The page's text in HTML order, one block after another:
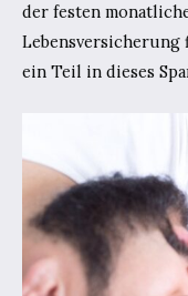
der festen
ein Teil in dieses